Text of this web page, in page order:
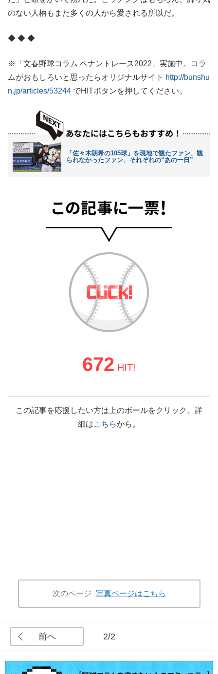
のない人柄もまた多くの人から愛される所以だ。
◆ ◆ ◆
※「文春野球コラム ペナントレース2022」実施中。コラ
ムがおもしろいと思ったらオリジナルサイト http://bunshu
n.jp/articles/53244 でHITボタンを押してください。
「佐々木朗希の105球」を現地で観たファン、観
られなかったファン、それぞれの“あの一日”
672 HIT!
この記事を応援したい方は上のボールをクリック。詳
細はこちらから。
次のページ 写真ページはこちら
前へ 2/2